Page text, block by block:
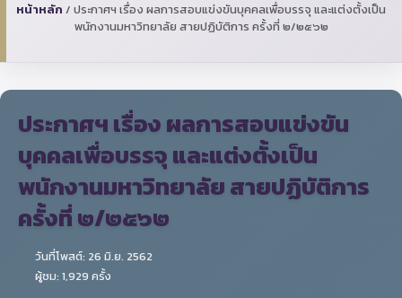
หน้าหลัก / ประกาศฯ เรื่อง ผลการสอบแข่งขันบุคคลเพื่อบรรจุ และแต่งตั้งเป็น
พนักงานมหาวิทยาลัย สายปฏิบัติการ ครั้งที่ ๒/๒๕๖๒
ประกาศฯ เรื่อง ผลการสอบแข่งขัน
บุคคลเพื่อบรรจุ และแต่งตั้งเป็น
พนักงานมหาวิทยาลัย สายปฏิบัติการ
ครั้งที่ ๒/๒๕๖๒
วันที่โพสต์: 26 มิ.ย. 2562
ผู้ชม: 1,929 ครั้ง